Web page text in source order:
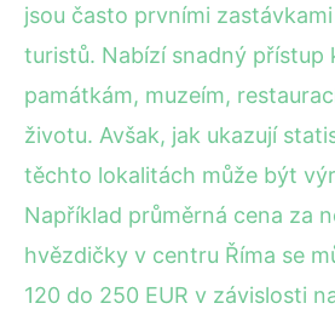
jsou často prvními
turistů. Nabízí snadný přístup
památkám, muzeím,
životu. Avšak, jak ukazují
těchto lokalitách může být
Například průměrná cena za
hvězdičky v centru Říma se
120 do 250 EUR v závislosti